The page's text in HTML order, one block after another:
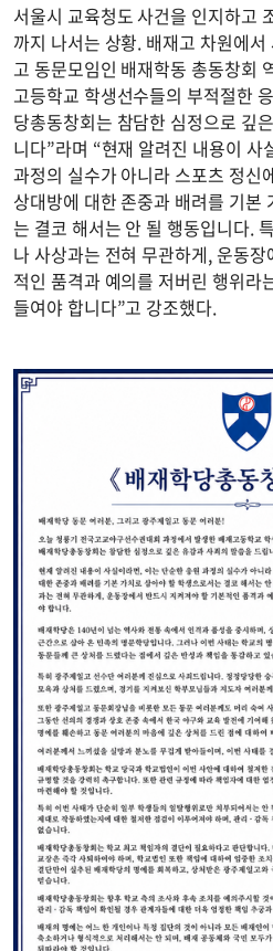
서울시 교육청도 사건을 인지하고
까지 나서는 상황. 배재고 차원에
고 동문모임인 배재학동 총동창회
고등학교 학생선수들의 부적절한
당총동창회는 참담한 심정으로 깊
니다”라며 “현재 알려진 내용이 사
과정의 실수가 아니라 스포츠 정신
상대방에 대한 존중과 배려를 기본
는 결코 해서는 안 될 행동입니다.
나 사상과는 전혀 무관하게, 운동
적인 품격과 예의를 저버린 행위라
들여야 합니다”고 강조했다.